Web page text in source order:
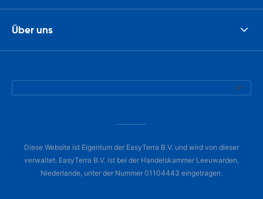
Über uns
Diese Website ist Eigentum der EasyTerra B.V. und wird von dieser
verwaltet. EasyTerra B.V. ist bei der Handelskammer Leeuwarden,
Niederlande, unter der Nummer 01104443 eingetragen.